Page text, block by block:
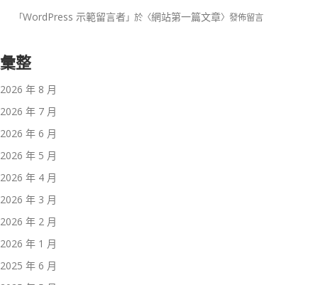
「WordPress 示範留言者」於〈網站第一篇文章〉發佈留言
彙整
2026 年 8 月
2026 年 7 月
2026 年 6 月
2026 年 5 月
2026 年 4 月
2026 年 3 月
2026 年 2 月
2026 年 1 月
2025 年 6 月